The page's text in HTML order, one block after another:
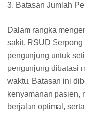
3. Batasan Jumlah
Dalam rangka
sakit, RSUD Serpong
pengunjung untuk
pengunjung dibatasi
waktu. Batasan ini
kenyamanan pasien,
berjalan optimal,